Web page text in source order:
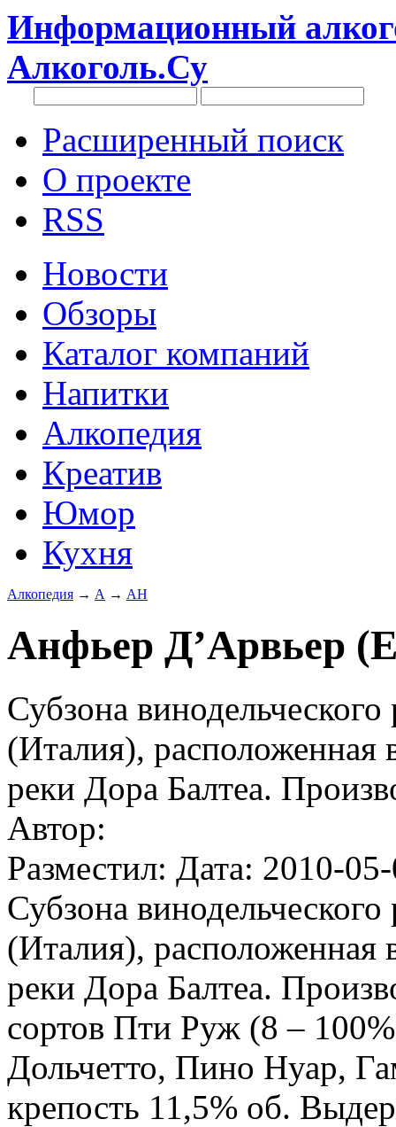
Информационный
Алкоголь.Су
Расширенный поиск
О проекте
RSS
Новости
Обзоры
Каталог компаний
Напитки
Алкопедия
Креатив
Юмор
Кухня
Алкопедия → А → АН
Анфьер Д’Арвьер
Субзона
(Италия), расположенная
реки Дора Балтеа.
Автор:
Разместил: Дата: 2010-
Субзона
(Италия), расположенная
реки Дора Балтеа.
сортов Пти Руж (8 –
Дольчетто, Пино Нуар,
крепость 11,5% об.